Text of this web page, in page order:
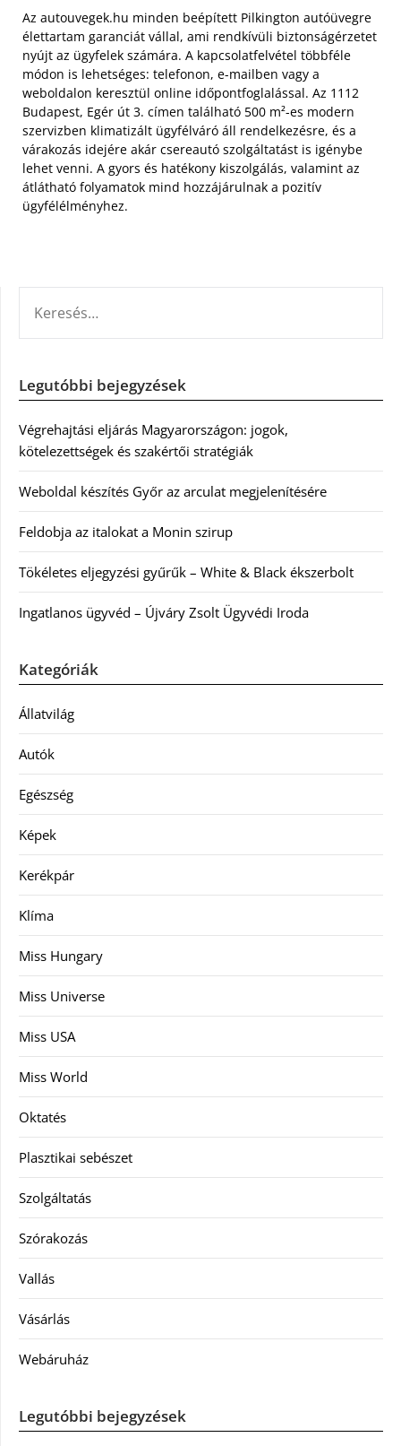
Az autouvegek.hu minden beépített Pilkington autóüvegre
élettartam garanciát vállal, ami rendkívüli biztonságérzetet
nyújt az ügyfelek számára. A kapcsolatfelvétel többféle
módon is lehetséges: telefonon, e-mailben vagy a
weboldalon keresztül online időpontfoglalással. Az 1112
Budapest, Egér út 3. címen található 500 m²-es modern
szervizben klimatizált ügyfélváró áll rendelkezésre, és a
várakozás idejére akár csereautó szolgáltatást is igénybe
lehet venni. A gyors és hatékony kiszolgálás, valamint az
átlátható folyamatok mind hozzájárulnak a pozitív
ügyfélélményhez.
Legutóbbi bejegyzések
Végrehajtási eljárás Magyarországon: jogok,
kötelezettségek és szakértői stratégiák
Weboldal készítés Győr az arculat megjelenítésére
Feldobja az italokat a Monin szirup
Tökéletes eljegyzési gyűrűk – White & Black ékszerbolt
Ingatlanos ügyvéd – Újváry Zsolt Ügyvédi Iroda
Kategóriák
Állatvilág
Autók
Egészség
Képek
Kerékpár
Klíma
Miss Hungary
Miss Universe
Miss USA
Miss World
Oktatés
Plasztikai sebészet
Szolgáltatás
Szórakozás
Vallás
Vásárlás
Webáruház
Legutóbbi bejegyzések